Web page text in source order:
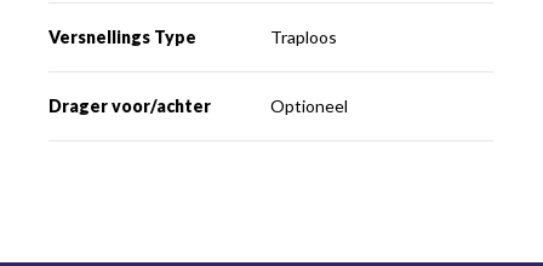
Versnellings Type Traploos
Drager voor/achter Optioneel